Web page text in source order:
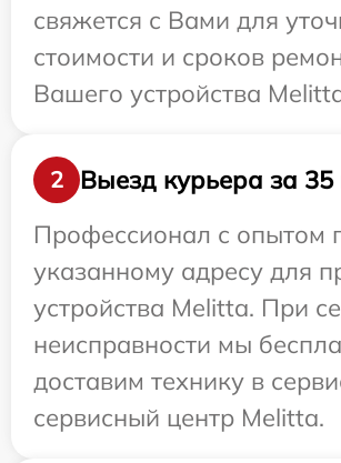
свяжется с Вами для
стоимости и сроков
Вашего устройства
2
Выезд курьера за 35
Профессионал с опытом
указанному адресу для
устройства Melitta. При
неисправности мы
доставим технику в
сервисный центр Melitta.